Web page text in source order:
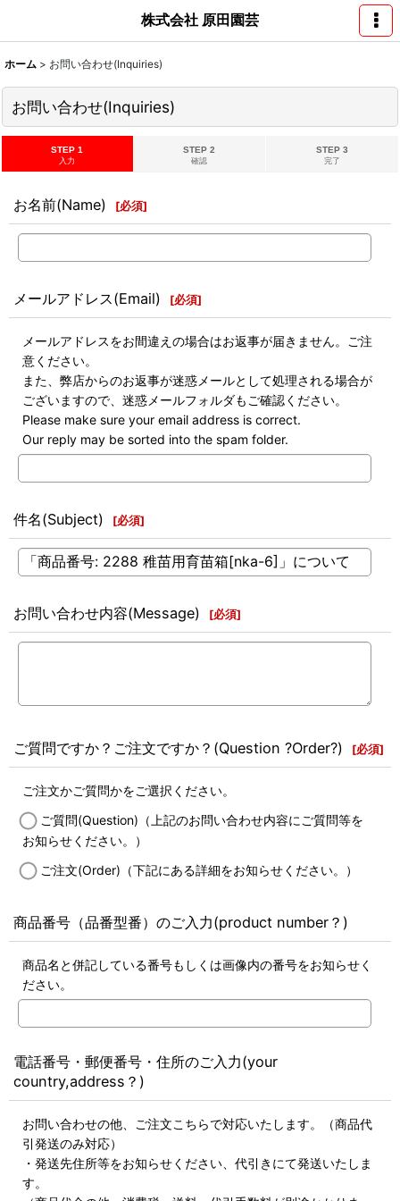
株式会社 原田園芸
ホーム > お問い合わせ(Inquiries)
お問い合わせ(Inquiries)
STEP 1
入力
STEP 2
確認
STEP 3
完了
お名前(Name) [必須]
メールアドレス(Email) [必須]
メールアドレスをお間違えの場合はお返事が届きません。ご注
意ください。
また、弊店からのお返事が迷惑メールとして処理される場合が
ございますので、迷惑メールフォルダもご確認ください。
Please make sure your email address is correct.
Our reply may be sorted into the spam folder.
件名(Subject) [必須]
お問い合わせ内容(Message) [必須]
ご質問ですか？ご注文ですか？(Question ?Order?) [必須]
ご注文かご質問かをご選択ください。
ご質問(Question)（上記のお問い合わせ内容にご質問等を
お知らせください。）
ご注文(Order)（下記にある詳細をお知らせください。）
商品番号（品番型番）のご入力(product number？)
商品名と併記している番号もしくは画像内の番号をお知らせく
ださい。
電話番号・郵便番号・住所のご入力(your
country,address？)
お問い合わせの他、ご注文こちらで対応いたします。（商品代
引発送のみ対応）
・発送先住所等をお知らせください、代引きにて発送いたしま
す。